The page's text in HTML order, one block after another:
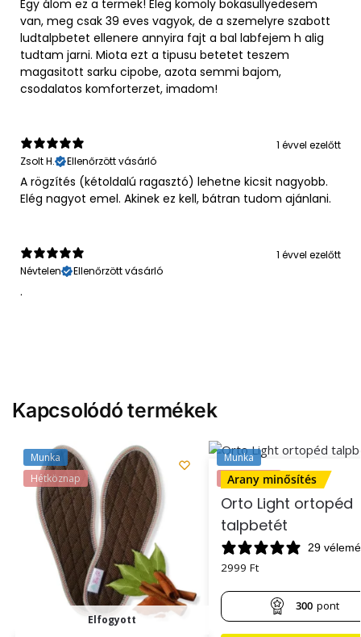
Egy álom ez a termek! Eleg komoly bokasullyedesem
van, meg csak 39 eves vagyok, de a szemelyre szabott
ludtalpbetet ellenere annyira fajt a bal labfejem h alig
tudtam jarni. Miota ezt a tipusu betetet teszem
magasitott sarku cipobe, azota semmi bajom,
csodalatos komforterzet, imadom!
1 évvel ezelőtt
Zsolt H.
Ellenőrzött vásárló
A rögzítés (kétoldalú ragasztó) lehetne kicsit nagyobb.
Elég nagyot emel. Akinek ez kell, bátran tudom ajánlani.
1 évvel ezelőtt
Névtelen
Ellenőrzött vásárló
.
Kapcsolódó termékek
Munka
Hétköznap
Elfogyott
Munka
Hétköznap
Arany minősítés
Orto Light ortopéd
talpbetét
29
2999 Ft
300 pont